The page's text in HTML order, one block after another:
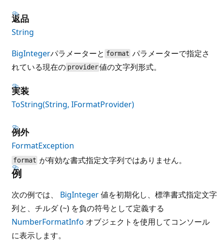
返品
String
BigIntegerパラメーターと format パラメーターで指定さ
れている現在の provider値の文字列形式。
実装
ToString(String, IFormatProvider)
例外
FormatException
format が有効な書式指定文字列ではありません。
例
次の例では、 BigInteger値を初期化し、標準書式指定文字
列と、チルダ (~) を負の符号として定義する
NumberFormatInfo オブジェクトを使用してコンソール
に表示します。